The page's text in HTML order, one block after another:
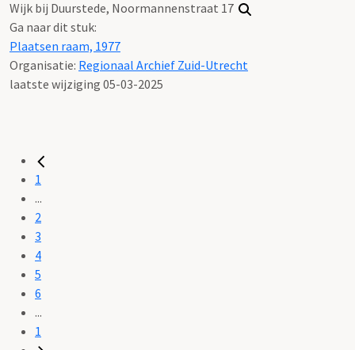
Wijk bij Duurstede, Noormannenstraat 17
Ga naar dit stuk:
Plaatsen raam, 1977
Organisatie: Regionaal Archief Zuid-Utrecht
laatste wijziging 05-03-2025
1
...
2
3
4
5
6
...
1